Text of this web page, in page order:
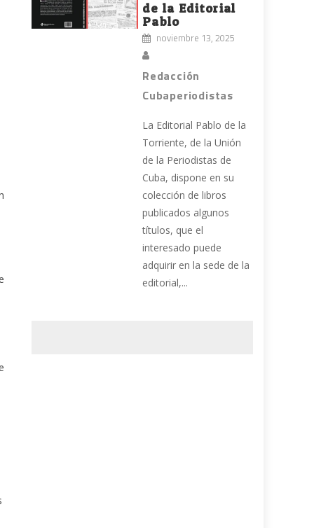
de la Editorial
Pablo
noviembre 13, 2025
Redacción
Cubaperiodistas
La Editorial Pablo de la
Torriente, de la Unión
de la Periodistas de
Cuba, dispone en su
colección de libros
publicados algunos
títulos, que el
interesado puede
adquirir en la sede de la
editorial,...